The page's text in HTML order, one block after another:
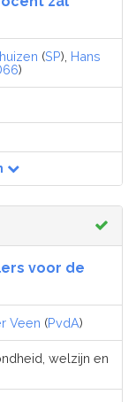
(SP), Hans
)
voor de
Veen (PvdA)
welzijn en